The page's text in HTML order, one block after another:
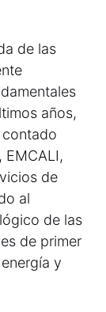
de las
años,
EMCALI,
de
al
de las
de primer
y